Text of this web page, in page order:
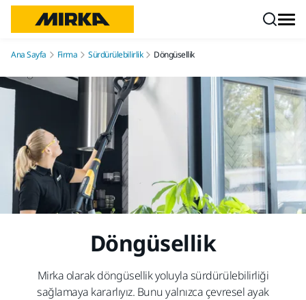
Ana Sayfa Firma Sürdürülebilirlik Döngüsellik
Döngüsellik
Mirka olarak döngüsellik yoluyla sürdürülebilirliği
sağlamaya kararlıyız. Bunu yalnızca çevresel ayak